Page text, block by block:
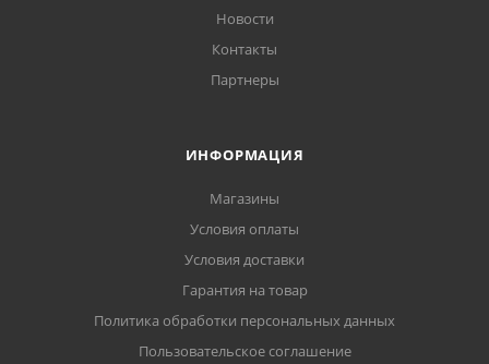
Новости
Контакты
Партнеры
ИНФОРМАЦИЯ
Магазины
Условия оплаты
Условия доставки
Гарантия на товар
Политика обработки персональных данных
Пользовательское соглашение